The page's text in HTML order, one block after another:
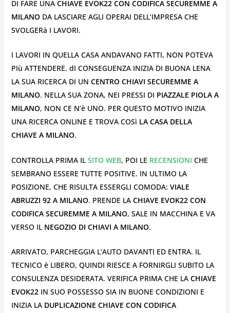
DI FARE UNA CHIAVE EVOK22 CON CODIFICA SECUREMME A
MILANODA LASCIARE AGLI OPERAI DELL’IMPRESA CHE
SVOLGERà I LAVORI.
I LAVORI IN QUELLA CASA ANDAVANO FATTI, NON POTEVA
PIù ATTENDERE. dI CONSEGUENZA INIZIA DI BUONA LENA
LA SUA RICERCA DI UN CENTRO CHIAVI SECUREMME A
MILANO. NELLA SUA ZONA, NEI PRESSI DI PIAZZALE PIOLA A
MILANO, NON CE N’è UNO. PER QUESTO MOTIVO INIZIA
UNA RICERCA ONLINE E TROVA COSì LA CASA DELLA
CHIAVE A MILANO.
CONTROLLA PRIMA IL SITO WEB, POI LE RECENSIONI CHE
SEMBRANO ESSERE TUTTE POSITIVE. IN ULTIMO LA
POSIZIONE, CHE RISULTA ESSERGLI COMODA: VIALE
ABRUZZI 92 A MILANO. PRENDE LACHIAVE EVOK22 CON
CODIFICA SECUREMME A MILANO, SALE IN MACCHINA E VA
VERSO IL NEGOZIO DI CHIAVI A MILANO.
ARRIVATO, PARCHEGGIA L’AUTO DAVANTI ED ENTRA. IL
TECNICO è LIBERO, QUINDI RIESCE A FORNIRGLI SUBITO LA
CONSULENZA DESIDERATA. VERIFICA PRIMA CHE LA CHIAVE
EVOK22IN SUO POSSESSO SIA IN BUONE CONDIZIONI E
INIZIA LA DUPLICAZIONE CHIAVE CON CODIFICA